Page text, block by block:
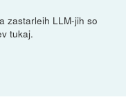
zastarleih LLM-jih so
tukaj.